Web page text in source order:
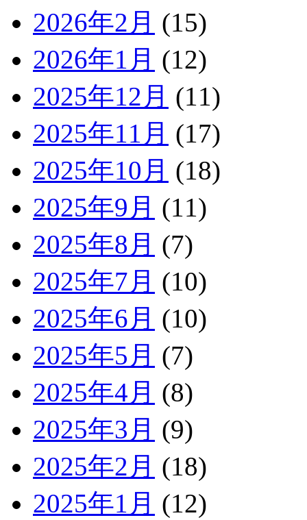
2026年2月 (15)
2026年1月 (12)
2025年12月 (11)
2025年11月 (17)
2025年10月 (18)
2025年9月 (11)
2025年8月 (7)
2025年7月 (10)
2025年6月 (10)
2025年5月 (7)
2025年4月 (8)
2025年3月 (9)
2025年2月 (18)
2025年1月 (12)